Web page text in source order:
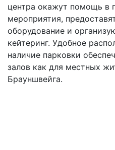
центра окажут помощь в
мероприятия,
оборудование и
кейтеринг. Удобное
наличие парковки
залов как для местных
Брауншвейга.